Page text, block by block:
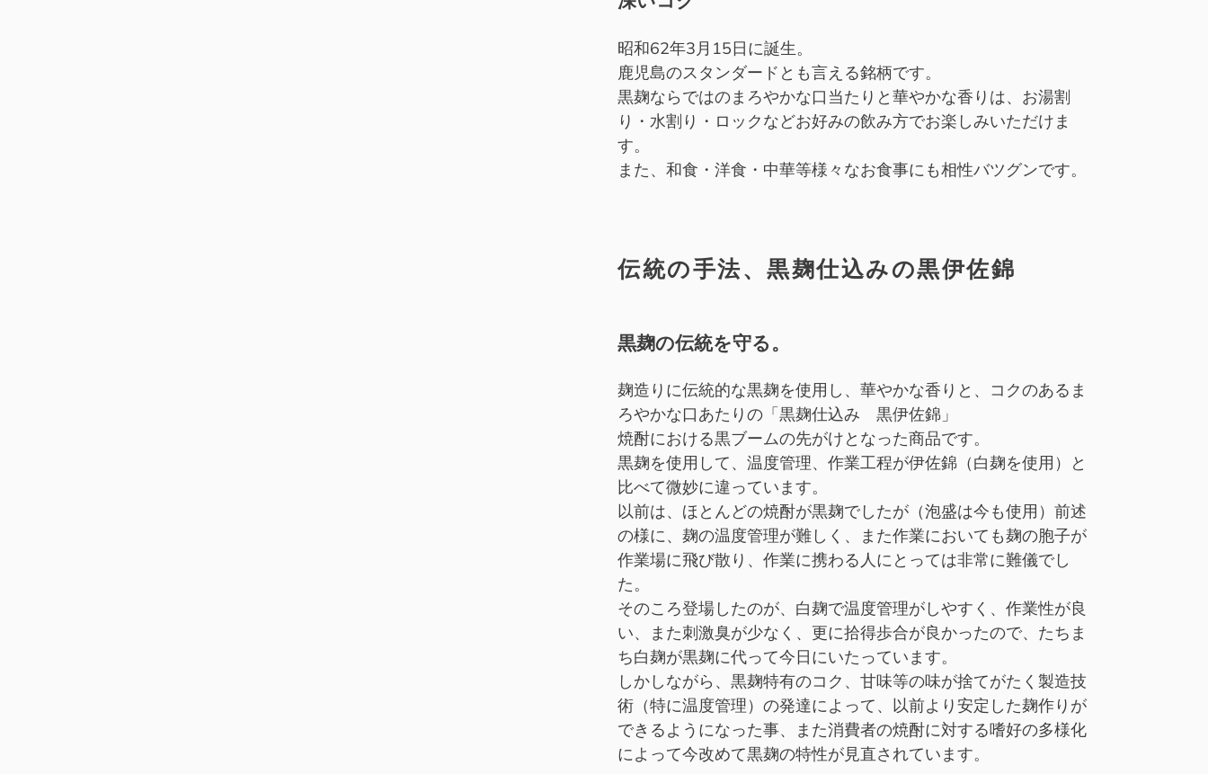
す
る
昭和62年3月15日に誕生。
鹿児島のスタンダードとも言える銘柄です。
黒麹ならではのまろやかな口当たりと華やかな香りは、お湯割
り・水割り・ロックなどお好みの飲み方でお楽しみいただけま
す。
また、和食・洋食・中華等様々なお食事にも相性バツグンです。
伝統の手法、黒麹仕込みの黒伊佐錦
黒麹の伝統を守る。
麹造りに伝統的な黒麹を使用し、華やかな香りと、コクのあるま
ろやかな口あたりの「黒麹仕込み 黒伊佐錦」
焼酎における黒ブームの先がけとなった商品です。
黒麹を使用して、温度管理、作業工程が伊佐錦（白麹を使用）と
比べて微妙に違っています。
以前は、ほとんどの焼酎が黒麹でしたが（泡盛は今も使用）前述
の様に、麹の温度管理が難しく、また作業においても麹の胞子が
作業場に飛び散り、作業に携わる人にとっては非常に難儀でし
た。
そのころ登場したのが、白麹で温度管理がしやすく、作業性が良
い、また刺激臭が少なく、更に拾得歩合が良かったので、たちま
ち白麹が黒麹に代って今日にいたっています。
しかしながら、黒麹特有のコク、甘味等の味が捨てがたく製造技
術（特に温度管理）の発達によって、以前より安定した麹作りが
できるようになった事、また消費者の焼酎に対する嗜好の多様化
によって今改めて黒麹の特性が見直されています。